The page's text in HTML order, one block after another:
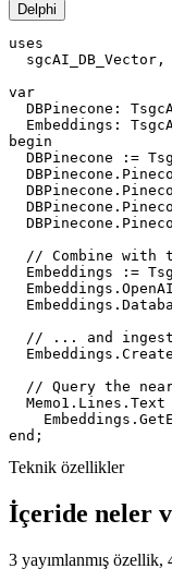
Delphi
uses
sgcAI_DB_Vector,
var
DBPinecone:
begin
DBPinecone :=
// Combine with
Embeddings :=
// ... and ingest
// Query the
Memo1.Lines.Text
end ;
Teknik özellikler
İçeride neler
3 yayımlanmış özellik,